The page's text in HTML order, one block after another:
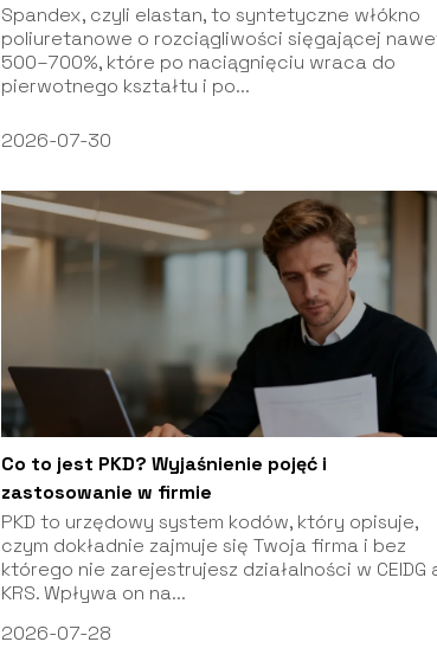
Spandex, czyli elastan, to syntetyczne włókno
poliuretanowe o rozciągliwości sięgającej
500–700%, które po naciągnięciu wraca do
pierwotnego kształtu i po...
2026-07-30
Co to jest PKD? Wyjaśnienie pojęć i
zastosowanie w firmie
PKD to urzędowy system kodów, który opisuje,
czym dokładnie zajmuje się Twoja firma i bez
którego nie zarejestrujesz działalności w CEIDG
KRS. Wpływa on na...
2026-07-28